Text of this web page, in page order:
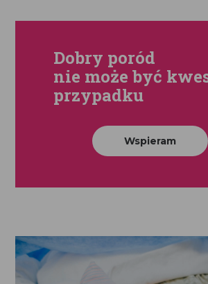
Dobry poród
nie może być
przypadku
Wspieram